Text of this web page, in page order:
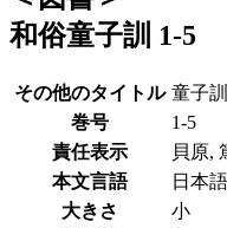
和俗童子訓 1-5
その他のタイトル 童子訓
巻号
1-5
責任表示
貝原,
本文言語
日本語
大きさ
小